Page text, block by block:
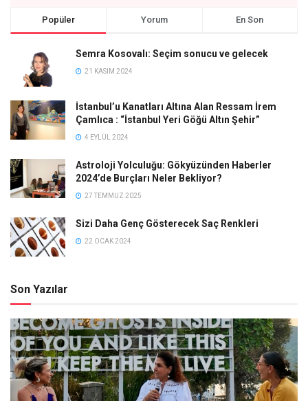
Popüler Yorum En Son
Semra Kosovalı: Seçim sonucu ve gelecek
21 KASIM 2024
İstanbul’u Kanatları Altına Alan Ressam İrem
Çamlıca : “İstanbul Yeri Göğü Altın Şehir”
4 EYLÜL 2024
Astroloji Yolculuğu: Gökyüzünden Haberler
2024’de Burçları Neler Bekliyor?
27 TEMMUZ 2025
Sizi Daha Genç Gösterecek Saç Renkleri
22 OCAK 2024
Son Yazılar